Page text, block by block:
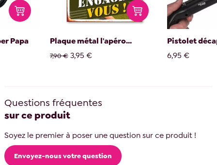
Papa Plaque métal l'apéro...
7,90 € 3,95 €
Pistolet
6,95 €
Questions fréquentes
sur ce produit
Soyez le premier à poser une question sur ce produit !
Envoyez-nous votre question